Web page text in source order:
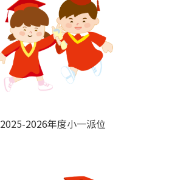
2025-2026年度小一派位